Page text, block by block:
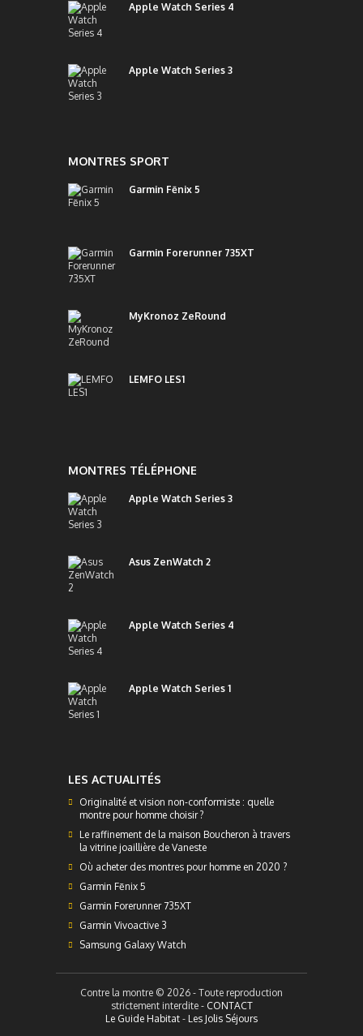
Apple Watch Series 4
Apple Watch Series 3
MONTRES SPORT
Garmin Fēnix 5
Garmin Forerunner 735XT
MyKronoz ZeRound
LEMFO LES1
MONTRES TÉLÉPHONE
Apple Watch Series 3
Asus ZenWatch 2
Apple Watch Series 4
Apple Watch Series 1
LES ACTUALITÉS
Originalité et vision non-conformiste : quelle
montre pour homme choisir ?
Le raffinement de la maison Boucheron à travers
la vitrine joaillière de Vaneste
Où acheter des montres pour homme en 2020 ?
Garmin Fēnix 5
Garmin Forerunner 735XT
Garmin Vivoactive 3
Samsung Galaxy Watch
Contre la montre © 2026 - Toute reproduction
strictement interdite - CONTACT
Le Guide Habitat - Les Jolis Séjours